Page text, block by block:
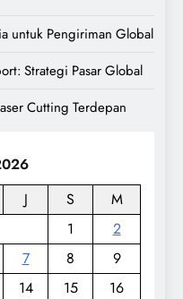
untuk Pengiriman Global
Strategi Pasar Global
Cutting Terdepan
J S
M
1
2
7 8
9
14 15
16